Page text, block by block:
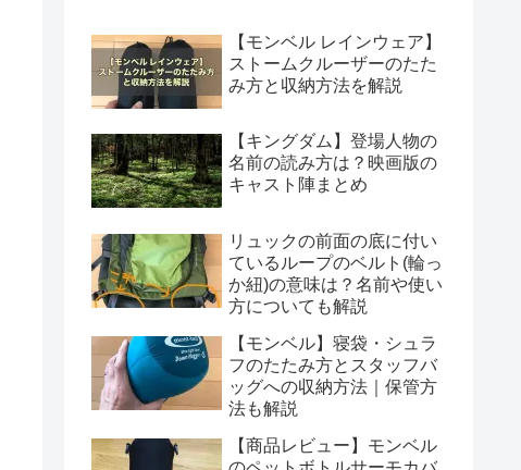
【モンベル レインウェア】
ストームクルーザーのたた
み方と収納方法を解説
【キングダム】登場人物の
名前の読み方は？映画版の
キャスト陣まとめ
リュックの前面の底に付い
ているループのベルト(輪っ
か紐)の意味は？名前や使い
方についても解説
【モンベル】寝袋・シュラ
フのたたみ方とスタッフバ
ッグへの収納方法｜保管方
法も解説
【商品レビュー】モンベル